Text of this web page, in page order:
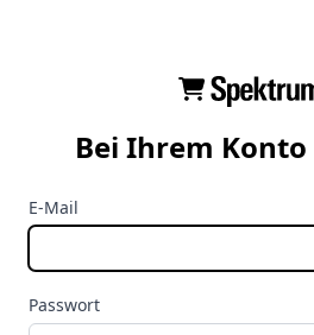
Bei Ihrem
E-Mail
Passwort